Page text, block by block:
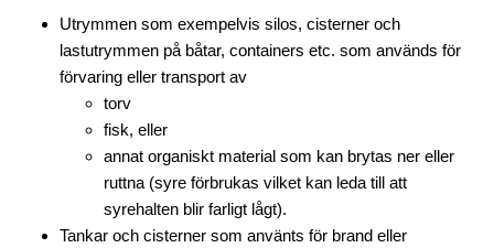
Utrymmen som exempelvis silos, cisterner och
lastutrymmen på båtar, containers etc. som används för
förvaring eller transport av
torv
fisk, eller
annat organiskt material som kan brytas ner eller
ruttna (syre förbrukas vilket kan leda till att
syrehalten blir farligt lågt).
Tankar och cisterner som använts för brand eller